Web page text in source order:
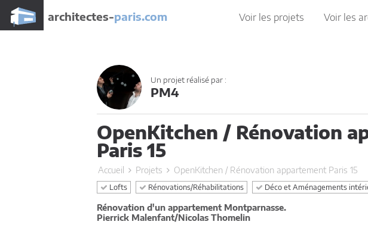
architectes-paris.com Voir les projets Voir les
Un projet réalisé par :
PM4
OpenKitchen / Rénovation
Paris 15
Accueil Projets OpenKitchen / Rénovation appartement Paris 15
Lofts Rénovations/Réhabilitations Déco et Aménagements
Rénovation d'un appartement Montparnasse.
Pierrick Malenfant/Nicolas Thomelin